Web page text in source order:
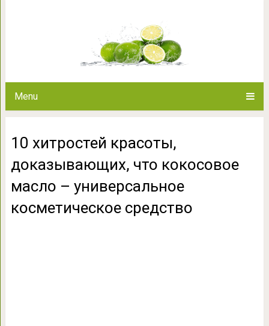
Menu
– универсальное
10 хитростей красоты,
доказывающих, что кокосовое
масло – универсальное
косметическое средство